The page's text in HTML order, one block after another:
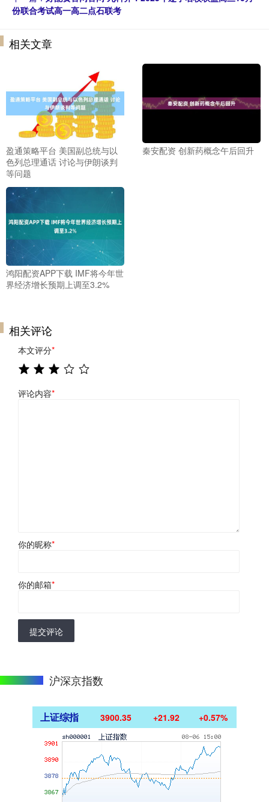
份联合考试高一高二点石联考
相关文章
盈通策略平台 美国副总统与以
色列总理通话 讨论与伊朗谈判
等问题
秦安配资 创新药概念午后回升
鸿阳配资APP下载 IMF将今年世
界经济增长预期上调至3.2%
相关评论
本文评分*
评论内容*
你的昵称*
你的邮箱*
提交评论
沪深京指数
上证综指 3900.35 +21.92 +0.57%